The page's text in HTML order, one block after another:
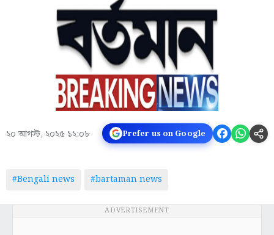
২০ আগস্ট, ২০২৫ ১২:০৮ Prefer us on Google
#Bengali news #bartaman news
ADVERTISEMENT